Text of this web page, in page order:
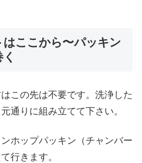
ここから〜パッキン
この先は不要です。洗浄した
通りに組み立てて下さい。
ホップパッキン（チャンバー
行きます。